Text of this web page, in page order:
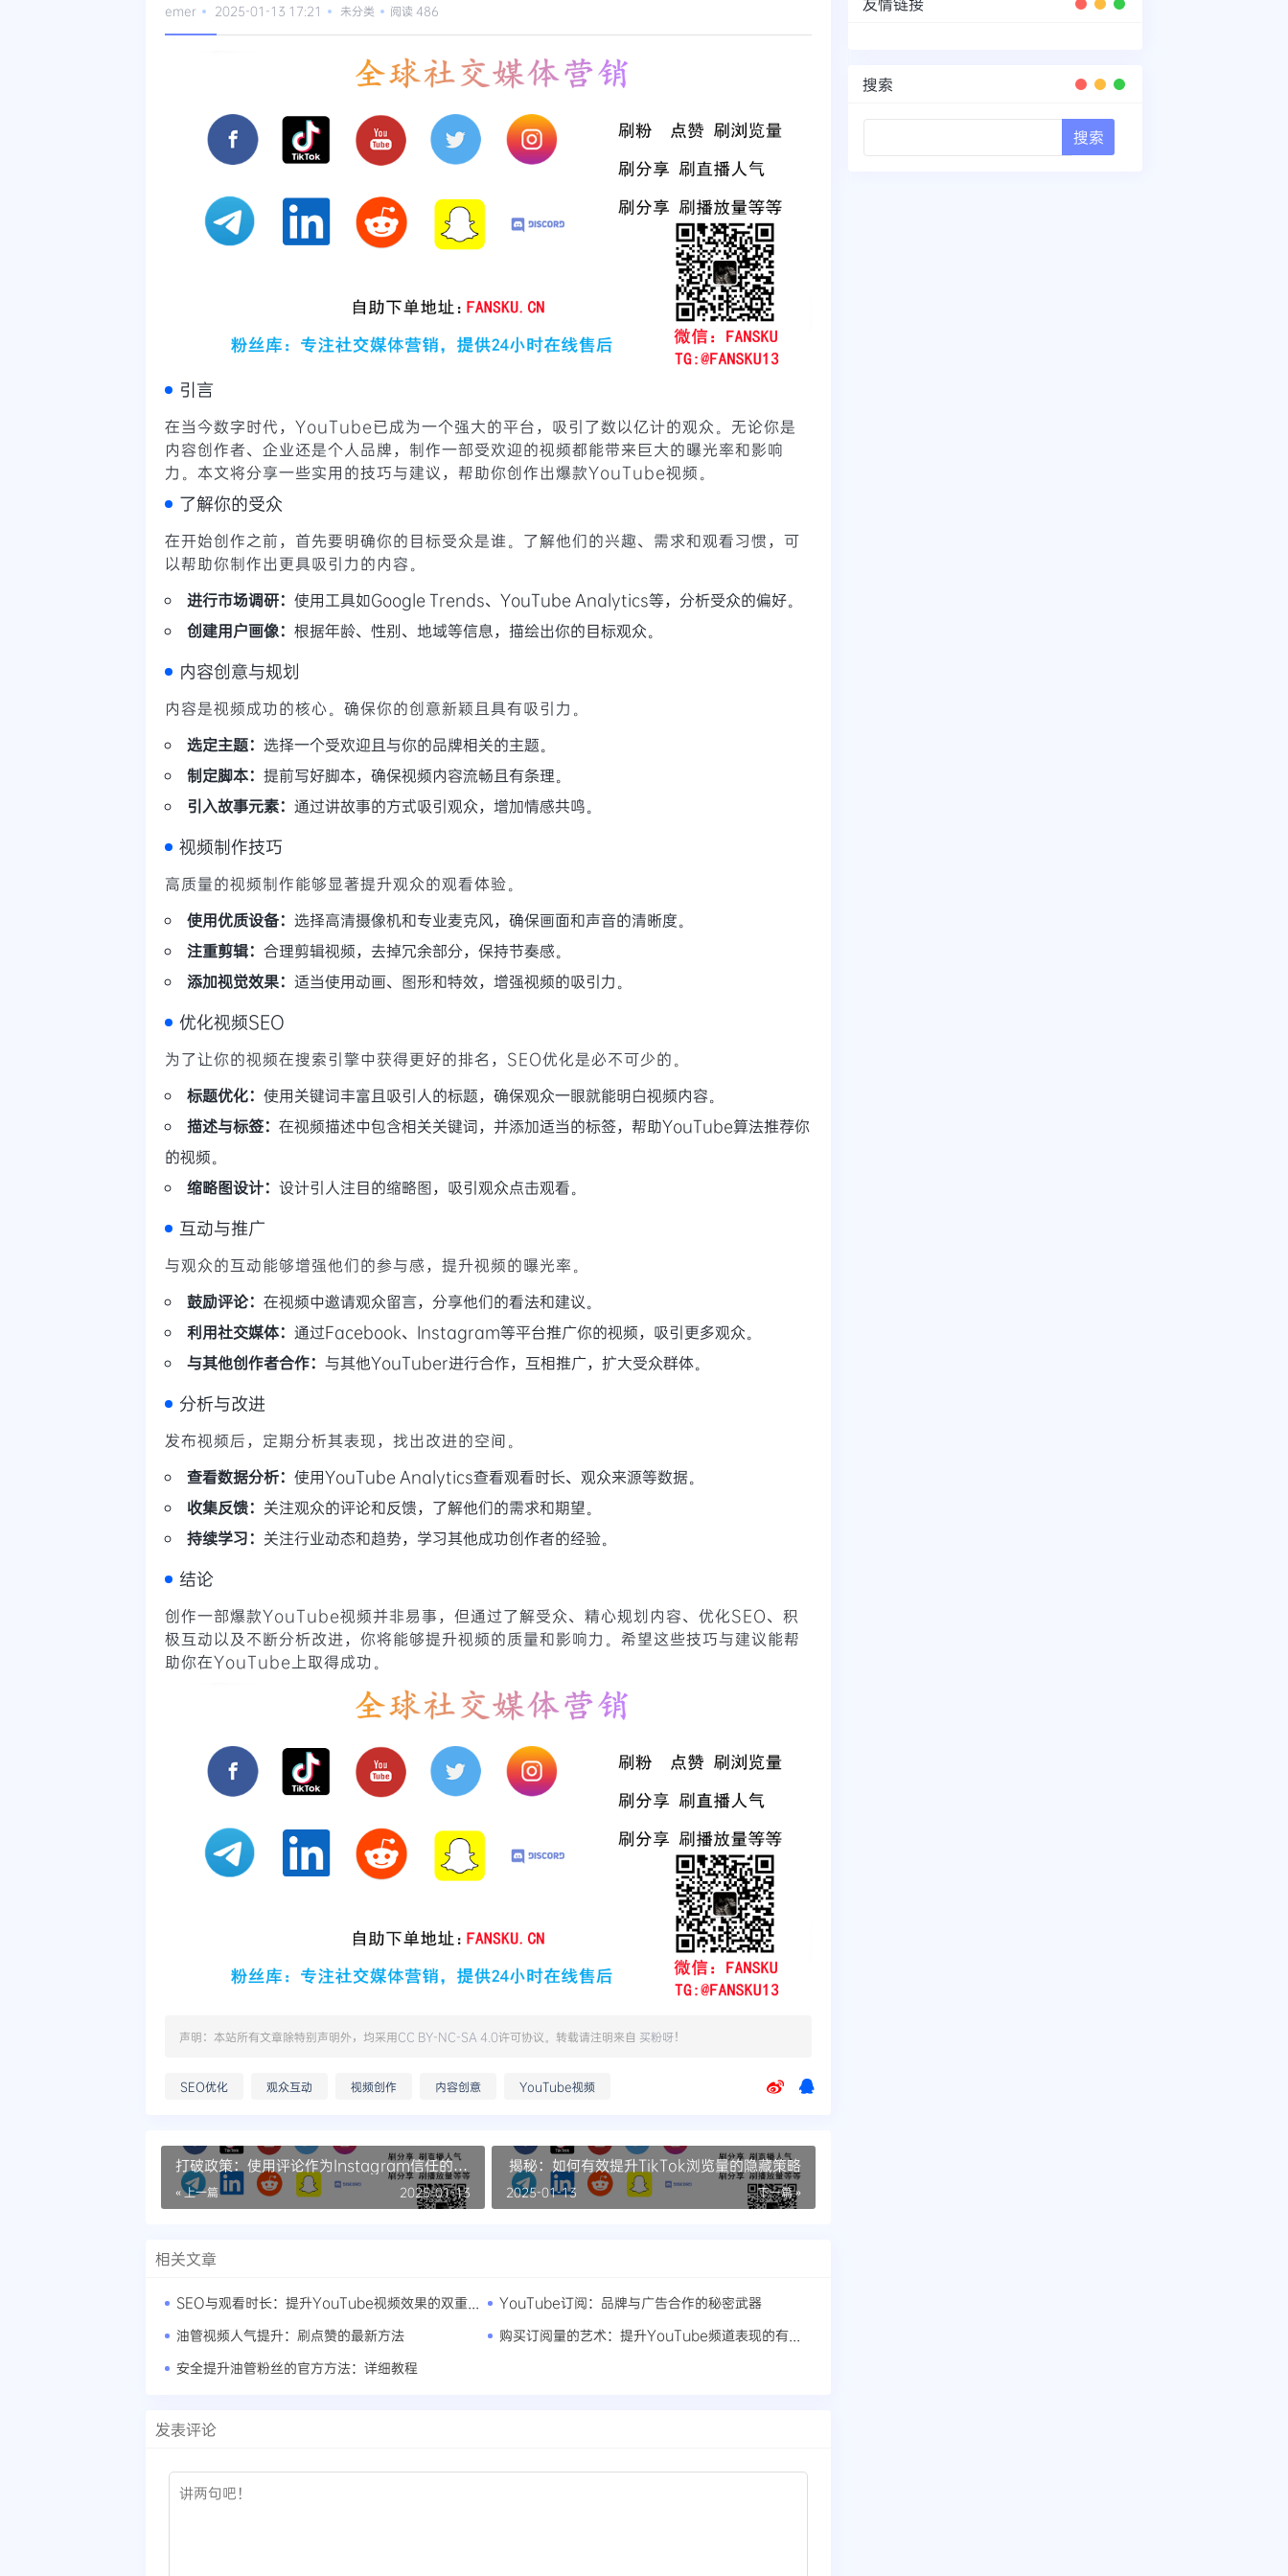
emer 2025-01-13 17:21 未分类 阅读 486
引言
在当今数字时代，YouTube已成为一个强大的平台，吸引了数以亿计的观众。无论你是
内容创作者、企业还是个人品牌，制作一部受欢迎的视频都能带来巨大的曝光率和影响
力。本文将分享一些实用的技巧与建议，帮助你创作出爆款YouTube视频。
了解你的受众
在开始创作之前，首先要明确你的目标受众是谁。了解他们的兴趣、需求和观看习惯，可
以帮助你制作出更具吸引力的内容。
进行市场调研： 使用工具如Google Trends、YouTube Analytics等，分析受众的偏好。
创建用户画像： 根据年龄、性别、地域等信息，描绘出你的目标观众。
内容创意与规划
内容是视频成功的核心。确保你的创意新颖且具有吸引力。
选定主题： 选择一个受欢迎且与你的品牌相关的主题。
制定脚本： 提前写好脚本，确保视频内容流畅且有条理。
引入故事元素： 通过讲故事的方式吸引观众，增加情感共鸣。
视频制作技巧
高质量的视频制作能够显著提升观众的观看体验。
使用优质设备： 选择高清摄像机和专业麦克风，确保画面和声音的清晰度。
注重剪辑： 合理剪辑视频，去掉冗余部分，保持节奏感。
添加视觉效果： 适当使用动画、图形和特效，增强视频的吸引力。
优化视频SEO
为了让你的视频在搜索引擎中获得更好的排名，SEO优化是必不可少的。
标题优化： 使用关键词丰富且吸引人的标题，确保观众一眼就能明白视频内容。
描述与标签： 在视频描述中包含相关关键词，并添加适当的标签，帮助YouTube算法推荐你
的视频。
缩略图设计： 设计引人注目的缩略图，吸引观众点击观看。
互动与推广
与观众的互动能够增强他们的参与感，提升视频的曝光率。
鼓励评论： 在视频中邀请观众留言，分享他们的看法和建议。
利用社交媒体： 通过Facebook、Instagram等平台推广你的视频，吸引更多观众。
与其他创作者合作： 与其他YouTuber进行合作，互相推广，扩大受众群体。
分析与改进
发布视频后，定期分析其表现，找出改进的空间。
查看数据分析： 使用YouTube Analytics查看观看时长、观众来源等数据。
收集反馈： 关注观众的评论和反馈，了解他们的需求和期望。
持续学习： 关注行业动态和趋势，学习其他成功创作者的经验。
结论
创作一部爆款YouTube视频并非易事，但通过了解受众、精心规划内容、优化SEO、积
极互动以及不断分析改进，你将能够提升视频的质量和影响力。希望这些技巧与建议能帮
助你在YouTube上取得成功。
声明：本站所有文章除特别声明外，均采用CC BY-NC-SA 4.0许可协议。转载请注明来自 买粉呀！
SEO优化 观众互动 视频创作 内容创意 YouTube视频
打破政策：使用评论作为Instagram信任的催
化剂
« 上一篇 2025-01-13
揭秘：如何有效提升TikTok浏览量的隐藏策略
下一篇 »
2025-01-13
相关文章
YouTube订阅：品牌与广告合作的秘密武器
油管视频人气提升：刷点赞的最新方法
安全提升油管粉丝的官方方法：详细教程
发表评论
搜索